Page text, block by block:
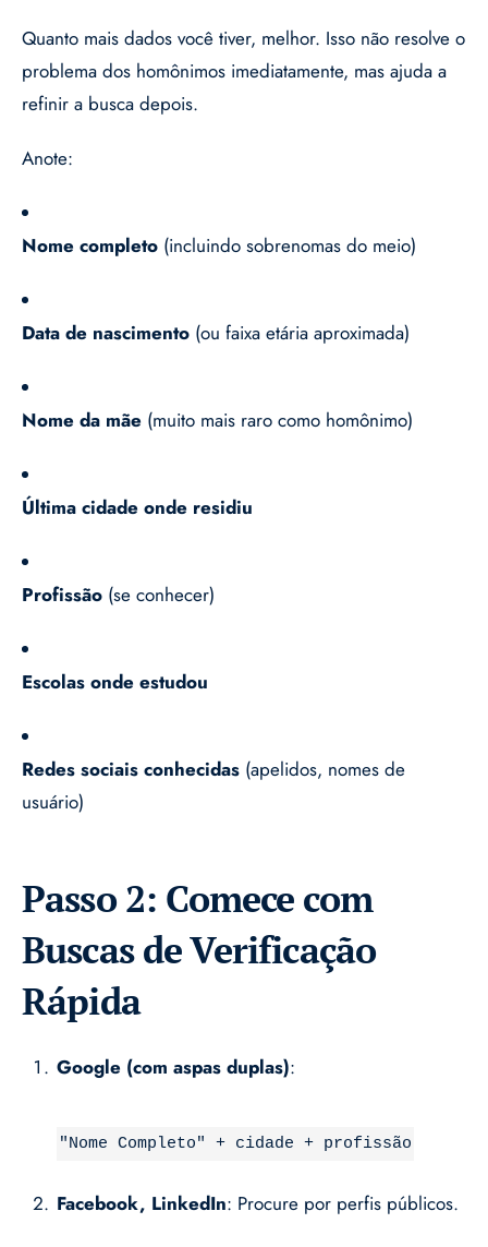
Quanto mais dados você tiver, melhor. Isso não resolve o
problema dos homônimos imediatamente, mas ajuda a
refinir a busca depois.
Anote:
Nome completo (incluindo sobrenomas do meio)
Data de nascimento (ou faixa etária aproximada)
Nome da mãe (muito mais raro como homônimo)
Última cidade onde residiu
Profissão (se conhecer)
Escolas onde estudou
Redes sociais conhecidas (apelidos, nomes de
usuário)
Passo 2: Comece com
Buscas de Verificação
Rápida
Google (com aspas duplas):
"Nome Completo" + cidade + profissão
Facebook, LinkedIn: Procure por perfis públicos.